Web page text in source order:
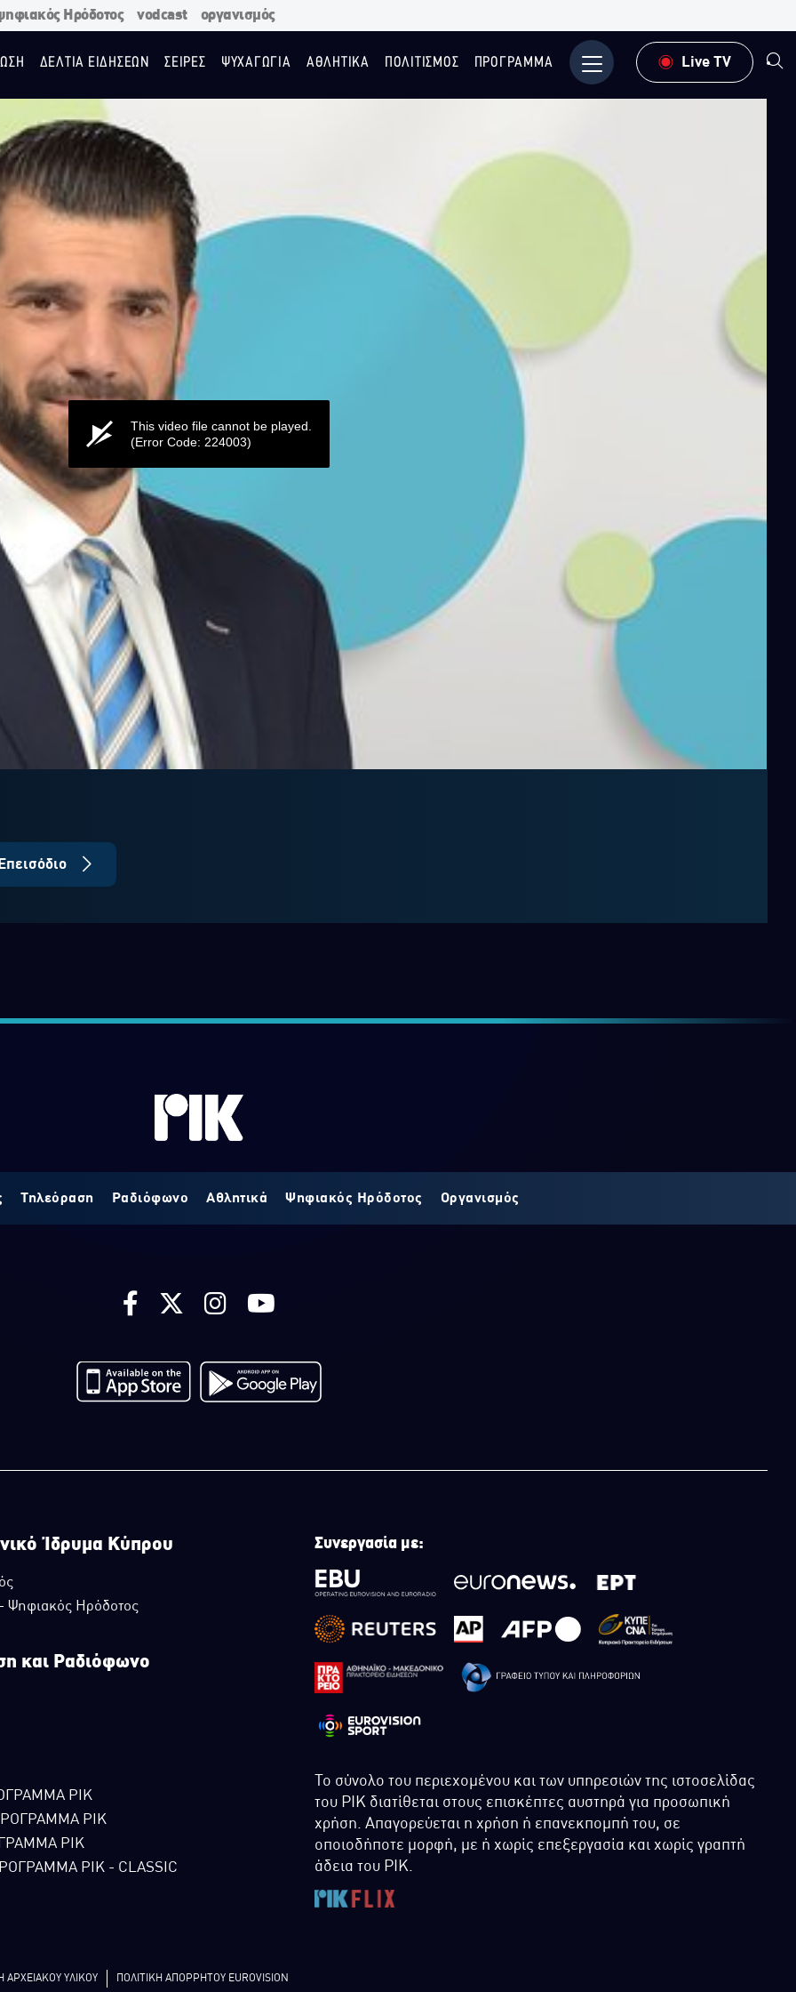
Ηρόδοτος vodcast οργανισμός
ΔΕΛΤΙΑ ΕΙΔΗΣΕΩΝ ΣΕΙΡΕΣ ΨΥΧΑΓΩΓΙΑ ΑΘΛΗΤΙΚΑ ΠΟΛΙΤΙΣΜΟΣ ΠΡΟΓΡΑΜΜΑ Μενού Live TV
This video file cannot be played.
(Error Code: 224003)
Τηλεόραση Ραδιόφωνο Αθλητικά Ψηφιακός Ηρόδοτος Οργανισμός
Ίδρυμα Κύπρου
Ψηφιακός Ηρόδοτος
και Ραδιόφωνο
ΡΙΚ
ΡΙΚ
ΡΙΚ
ΡΙΚ - CLASSIC
Συνεργασία με:
Το σύνολο του περιεχομένου και των υπηρεσιών της ιστοσελίδας
του ΡΙΚ διατίθεται στους επισκέπτες αυστηρά για προσωπική
χρήση. Απαγορεύεται η χρήση ή επανεκπομπή του, σε
οποιοδήποτε μορφή, με ή χωρίς επεξεργασία και χωρίς γραπτή
άδεια του ΡΙΚ.
ΑΡΧΕΙΑΚΟΥ ΥΛΙΚΟΥ ΠΟΛΙΤΙΚΗ ΑΠΟΡΡΗΤΟΥ EUROVISION